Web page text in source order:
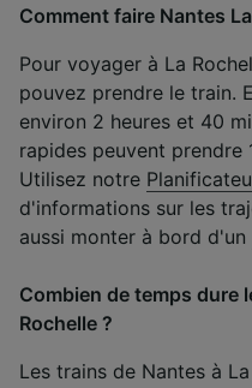
Comment faire Nantes
Pour voyager à La
pouvez prendre le train.
environ 2 heures et 40
rapides peuvent prendre
Utilisez notre
d'informations sur les
aussi monter à bord d'un
Combien de temps dure
Rochelle ?
Les trains de Nantes à